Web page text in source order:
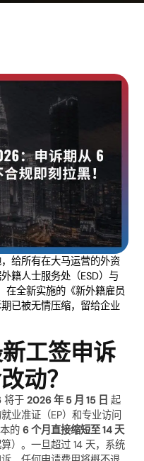
给所有在大马运营的外资
籍人士服务处（ESD）与
在全新实施的《新外籍雇员
已被无情压缩，留给企业
工签申诉
动？
将于2026 年 5 月 15 日 起
业准证（EP）和专业访问
本的6 个月直接缩短至 14 天
）。一旦超过 14 天，系统